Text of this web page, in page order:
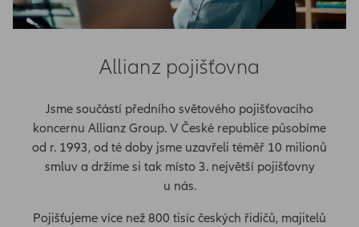
Allianz pojišťovna
Jsme součástí předního světového pojišťovacího
koncernu Allianz Group. V České republice působíme
od r. 1993, od té doby jsme uzavřeli téměř 10 milionů
smluv a držíme si tak místo 3. největší pojišťovny
u nás.
Pojišťujeme více než 800 tisíc českých řidičů, majitelů